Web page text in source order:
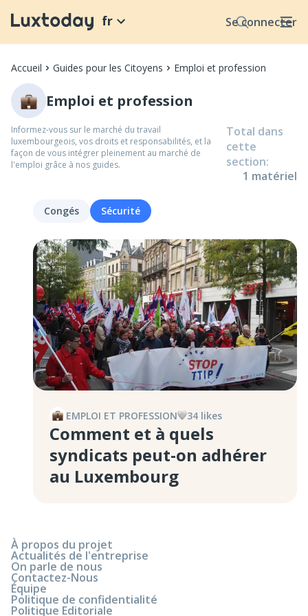
Se connecter
fr
Accueil Guides pour les Citoyens Emploi et profession
Emploi et profession
Informez-vous sur le marché du travail
luxembourgeois, vos droits et responsabilités, et la
façon de vous intégrer pleinement au marché de
l'emploi grâce à nos guides.
Total dans
cette
section:
1 matériel
Congés Sécurité
EMPLOI ET PROFESSION 34 likes
Comment et à quels
syndicats peut-on adhérer
au Luxembourg
À propos du projet
Actualités de l'entreprise
On parle de nous
Contactez-Nous
Équipe
Politique de confidentialité
Politique Editoriale